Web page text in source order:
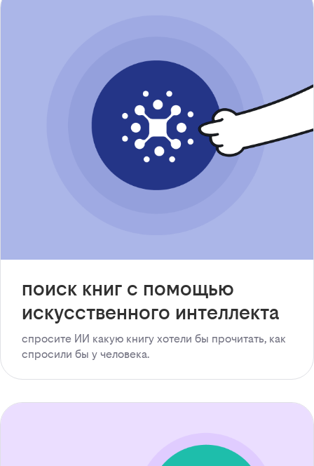
поиск книг с помощью
искусственного интеллекта
спросите ИИ какую книгу хотели бы прочитать, как
спросили бы у человека.